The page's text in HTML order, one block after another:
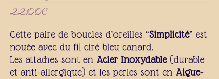
22,00€
Cette paire de boucles d’oreilles “Simplicité” est
nouée avec du fil ciré bleu canard.
Les attaches sont en Acier Inoxydable(durable
et anti-allergique) et les perles sont en Aigue-